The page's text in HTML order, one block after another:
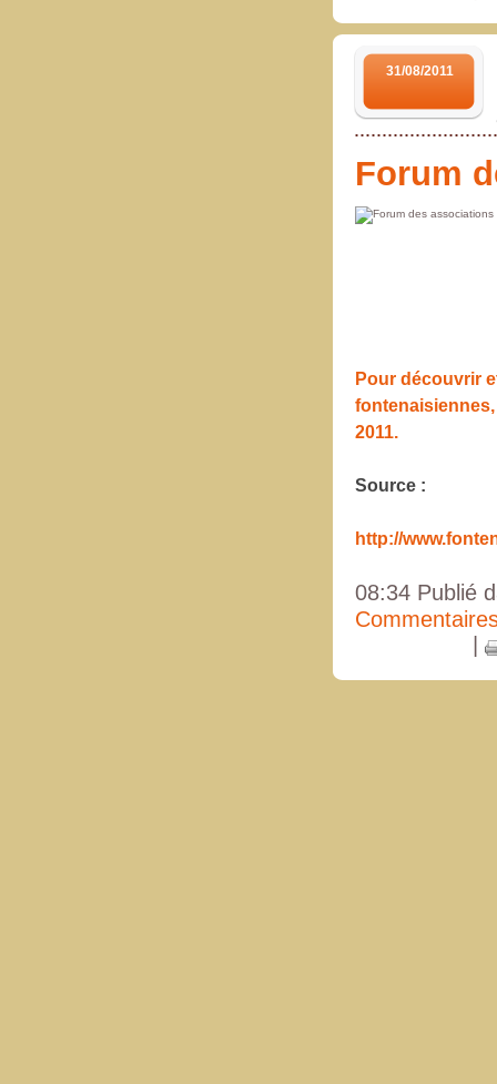
31/08/2011
Forum
Pour découvrir
2011.
Source :
http://
08:34 Publié